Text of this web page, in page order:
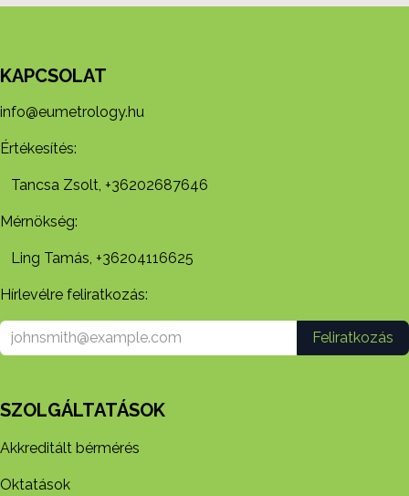
KAPCSOLAT
info@eumetrology.hu
Értékesítés:
Tancsa Zsolt, +36202687646
Mérnökség:
Ling Tamás, +36204116625
Hírlevélre feliratkozás:
Feliratkozás
SZOLGÁLTATÁSOK
Akkreditált bérmérés
Oktatások